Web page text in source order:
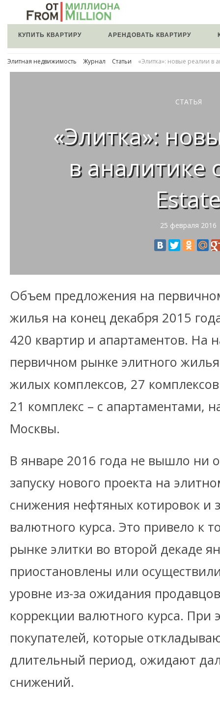
КУПИТЬ КВАРТИРУ АРЕНДОВАТЬ КВАРТИРУ
Элитная недвижимость Журнал Статьи «Элитка»: новые реалии в
СТАТЬЯ
«Элитка»:
в аналитике
25 февраля 2016
Объем предложения на
жилья на конец декабря 2015
420 квартир и апартаментов. На
первичном рынке элитного
жилых комплексов, 27
21 комплекс – с апартаментами,
Москвы.
В январе 2016 года не вышло ни
запуску нового проекта на
снижения нефтяных котировок и
валютного курса. Это привело к
рынке элитки во второй декаде
приостановлены или
уровне из-за ожидания
коррекции валютного курса. При
покупателей, которые
длительный период, ожидают
снижений.